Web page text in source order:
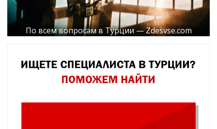
По всем вопросам в Турции — Zdesvse.com